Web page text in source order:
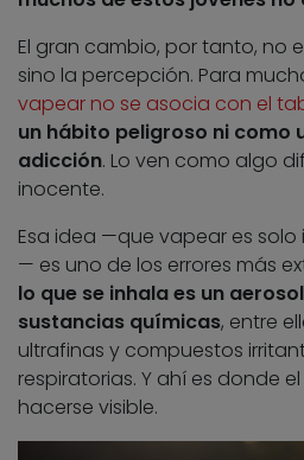
El gran cambio, por tanto, no
sino la percepción. Para
vapear no se asocia con el
un hábito peligroso ni como
adicción. Lo ven como algo
inocente.
Esa idea —que vapear es
— es uno de los errores más
lo que se inhala es un
sustancias químicas, entre
ultrafinas y compuestos
respiratorias. Y ahí es donde
hacerse visible.